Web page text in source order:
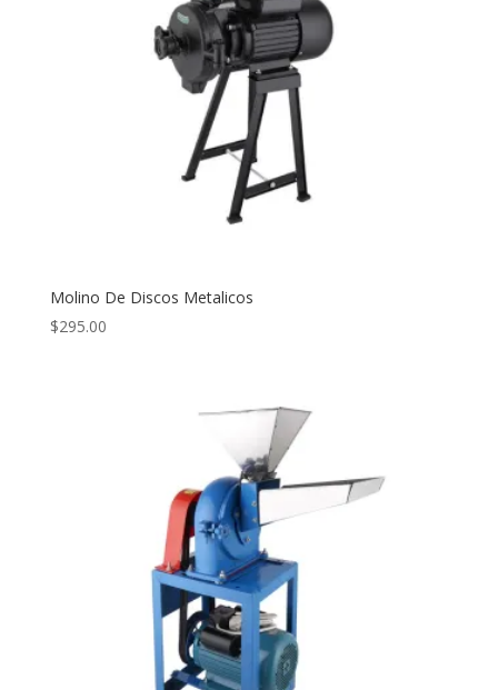
Molino De Discos Metalicos
$295.00